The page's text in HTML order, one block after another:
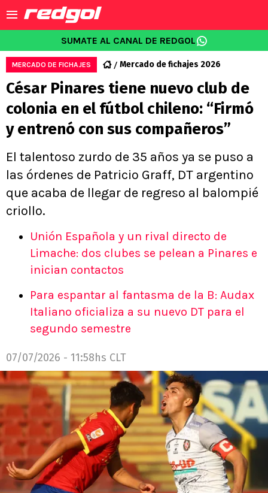
SUMATE AL CANAL DE REDGOL
MERCADO DE FICHAJES Mercado de fichajes 2026
César Pinares tiene nuevo club de
colonia en el fútbol chileno: “Firmó
y entrenó con sus compañeros”
El talentoso zurdo de 35 años ya se puso a
las órdenes de Patricio Graff, DT argentino
que acaba de llegar de regreso al balompié
criollo.
Unión Española y un rival directo de
Limache: dos clubes se pelean a Pinares e
inician contactos
Para espantar al fantasma de la B: Audax
Italiano oficializa a su nuevo DT para el
segundo semestre
07/07/2026 - 11:58hs CLT